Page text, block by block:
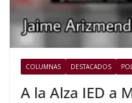
COLUMNAS DESTACADOS
A la Alza IED a